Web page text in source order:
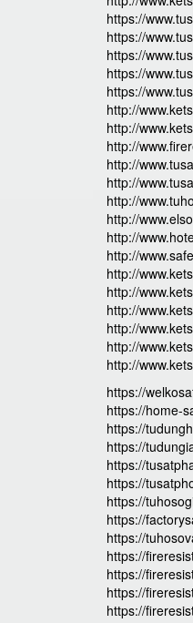
https://
https://
https://
https://
https://
http://
http://
http://
http://
http://
http://
http://
http://
http://
http://
http://
http://
http://
http://
http://
https://
https://home-
https://
https://
https://
https://
https://
https://
https://
https://
https://
https://
https://